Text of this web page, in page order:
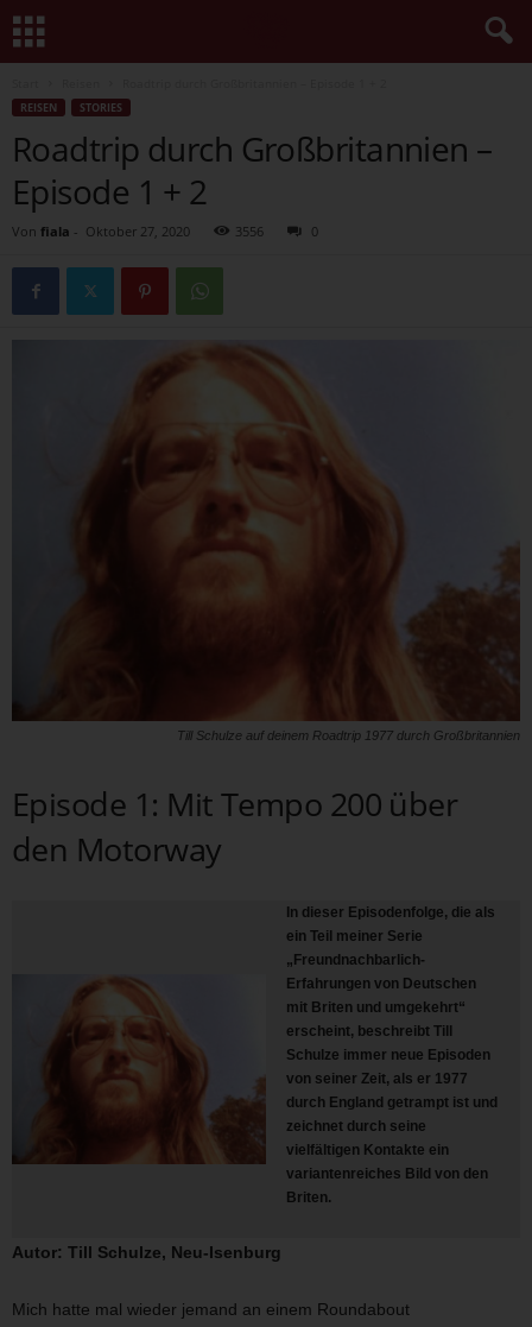
REISEN STORIES
Roadtrip durch Großbritannien –
Episode 1 + 2
Von fiala - Oktober 27, 2020 3556 0
Till Schulze auf deinem Roadtrip 1977 durch Großbritannien
Episode 1: Mit Tempo 200 über
den Motorway
In dieser Episodenfolge, die als
ein Teil meiner Serie
„Freundnachbarlich-
Erfahrungen von Deutschen
mit Briten und umgekehrt“
erscheint, beschreibt Till
Schulze immer neue Episoden
von seiner Zeit, als er 1977
durch England getrampt ist und
zeichnet durch seine
vielfältigen Kontakte ein
variantenreiches Bild von den
Briten.
Autor: Till Schulze, Neu-Isenburg
Mich hatte mal wieder jemand an einem Roundabout